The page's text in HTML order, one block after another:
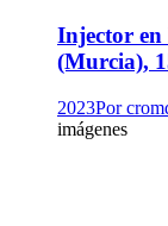
Injector en
(Murcia),
2023Porcrom
imágenes